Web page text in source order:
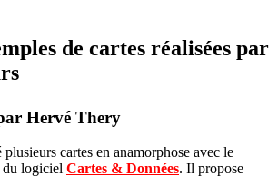
de cartes réalisées par
Hervé Thery
cartes en anamorphose avec le
du logiciel Cartes & Données. Il propose